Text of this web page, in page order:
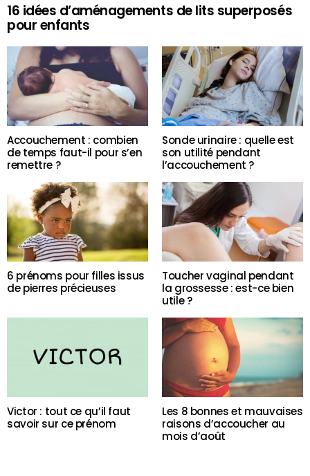
16 idées d’aménagements de lits superposés
pour enfants
Accouchement : combien
de temps faut-il pour s’en
remettre ?
Sonde urinaire : quelle est
son utilité pendant
l’accouchement ?
6 prénoms pour filles issus
de pierres précieuses
Toucher vaginal pendant
la grossesse : est-ce bien
utile ?
Victor : tout ce qu’il faut
savoir sur ce prénom
Les 8 bonnes et mauvaises
raisons d’accoucher au
mois d’août